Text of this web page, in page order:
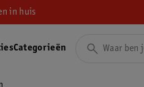
in huis
Categorieën